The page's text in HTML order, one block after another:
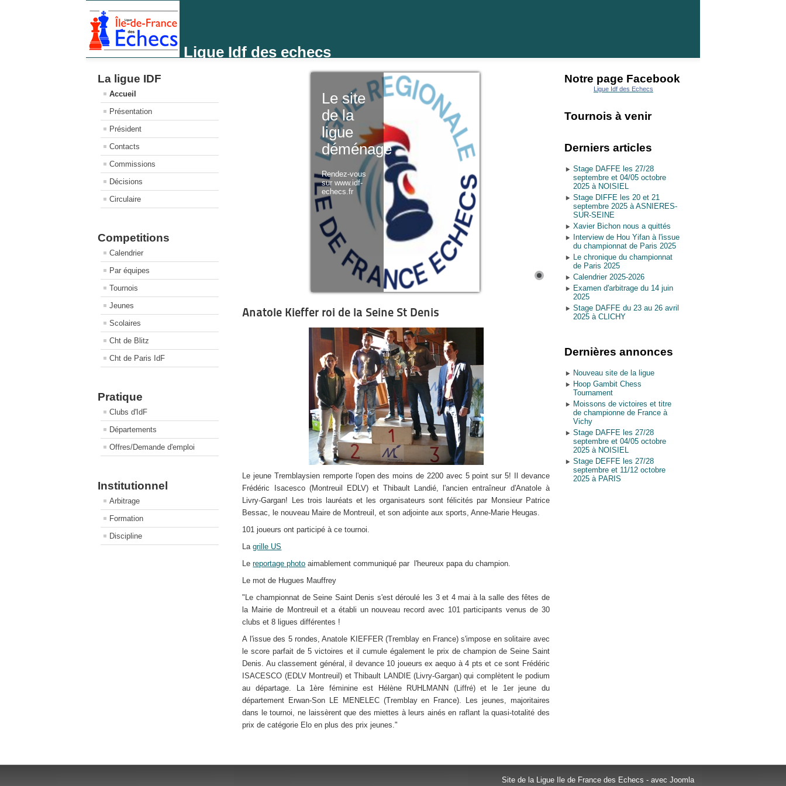
Ligue Idf des echecs
La ligue IDF
Accueil
Présentation
Président
Contacts
Commissions
Décisions
Circulaire
Competitions
Calendrier
Par équipes
Tournois
Jeunes
Scolaires
Cht de Blitz
Cht de Paris IdF
Pratique
Clubs d'IdF
Départements
Offres/Demande d'emploi
Institutionnel
Arbitrage
Formation
Discipline
Le site
de la
ligue
déménage
Rendez-vous
sur www.idf-
echecs.fr
Anatole Kieffer roi de la Seine St Denis
Le jeune Tremblaysien remporte l'open des moins de 2200 avec 5 point sur 5! Il devance
Frédéric Isacesco (Montreuil EDLV) et Thibault Landié, l'ancien entraîneur d'Anatole à
Livry-Gargan! Les trois lauréats et les organisateurs sont félicités par Monsieur Patrice
Bessac, le nouveau Maire de Montreuil, et son adjointe aux sports, Anne-Marie Heugas.
101 joueurs ont participé à ce tournoi.
Lagrille US
Lereportage photo aimablement communiqué par l'heureux papa du champion.
Le mot de Hugues Mauffrey
"Le championnat de Seine Saint Denis s'est déroulé les 3 et 4 mai à la salle des fêtes de
la Mairie de Montreuil et a établi un nouveau record avec 101 participants venus de 30
clubs et 8 ligues différentes !
A l'issue des 5 rondes, Anatole KIEFFER (Tremblay en France) s'impose en solitaire avec
le score parfait de 5 victoires et il cumule également le prix de champion de Seine Saint
Denis. Au classement général, il devance 10 joueurs ex aequo à 4 pts et ce sont Frédéric
ISACESCO (EDLV Montreuil) et Thibault LANDIE (Livry-Gargan) qui complètent le podium
au départage. La 1ère féminine est Hélène RUHLMANN (Liffré) et le 1er jeune du
département Erwan-Son LE MENELEC (Tremblay en France). Les jeunes, majoritaires
dans le tournoi, ne laissèrent que des miettes à leurs ainés en raflant la quasi-totalité des
prix de catégorie Elo en plus des prix jeunes."
Notre page Facebook
Ligue Idf des Echecs
Tournois à venir
Derniers articles
Stage DAFFE les 27/28
septembre et 04/05 octobre
2025 à NOISIEL
Stage DIFFE les 20 et 21
septembre 2025 à ASNIERES-
SUR-SEINE
Xavier Bichon nous a quittés
Interview de Hou Yifan à l'issue
du championnat de Paris 2025
Le chronique du championnat
de Paris 2025
Calendrier 2025-2026
Examen d'arbitrage du 14 juin
2025
Stage DAFFE du 23 au 26 avril
2025 à CLICHY
Dernières annonces
Nouveau site de la ligue
Hoop Gambit Chess
Tournament
Moissons de victoires et titre
de championne de France à
Vichy
Stage DAFFE les 27/28
septembre et 04/05 octobre
2025 à NOISIEL
Stage DEFFE les 27/28
septembre et 11/12 octobre
2025 à PARIS
Site de la Ligue Ile de France des Echecs - avec Joomla